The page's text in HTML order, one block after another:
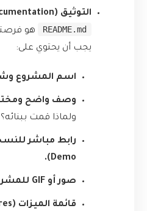
التوثيق (Documentation):
README.md
هو
يجب أن يحتوي على:
اسم المشروع
وصف واضح
ولماذا قمت ببنائه؟
Demo).
صور أو GIF للمشروع وهو يعمل.
قائمة الميزات (Features).